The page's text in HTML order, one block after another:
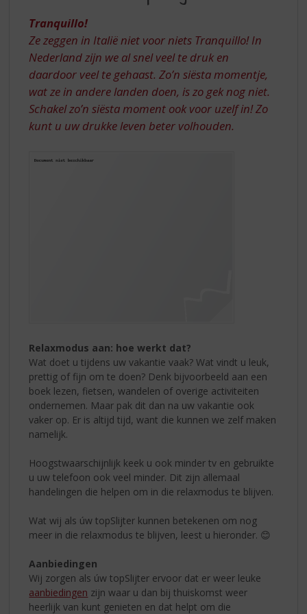
TOPSLIJTER
Tranquillo!
Ze zeggen in Italië niet voor niets Tranquillo! In
Nederland zijn we al snel veel te druk en
daardoor veel te gehaast.Zo’n siësta momentje,
wat ze in andere landen doen, is zo gek nog niet.
Schakel zo’n siësta moment ook voor uzelf in! Zo
kunt u uw drukke leven beter volhouden.
Relaxmodus aan: hoe werkt dat?
Wat doet u tijdens uw vakantie vaak? Wat vindt u leuk,
prettig of fijn om te doen? Denk bijvoorbeeld aan een
boek lezen, fietsen, wandelen of overige activiteiten
ondernemen. Maar pak dit dan na uw vakantie ook
vaker op. Er is altijd tijd, want die kunnen we zelf maken
namelijk.
Hoogstwaarschijnlijk keek u ook minder tv en gebruikte
u uw telefoon ook veel minder. Dit zijn allemaal
handelingen die helpen om in die relaxmodus te blijven.
Wat wij als úw topSlijter kunnen betekenen om nog
meer in die relaxmodus te blijven, leest u hieronder. 😊
Aanbiedingen
Wij zorgen als úw topSlijter ervoor dat er weer leuke
aanbiedingen zijn waar u dan bij thuiskomst weer
heerlijk van kunt genieten en dat helpt om die